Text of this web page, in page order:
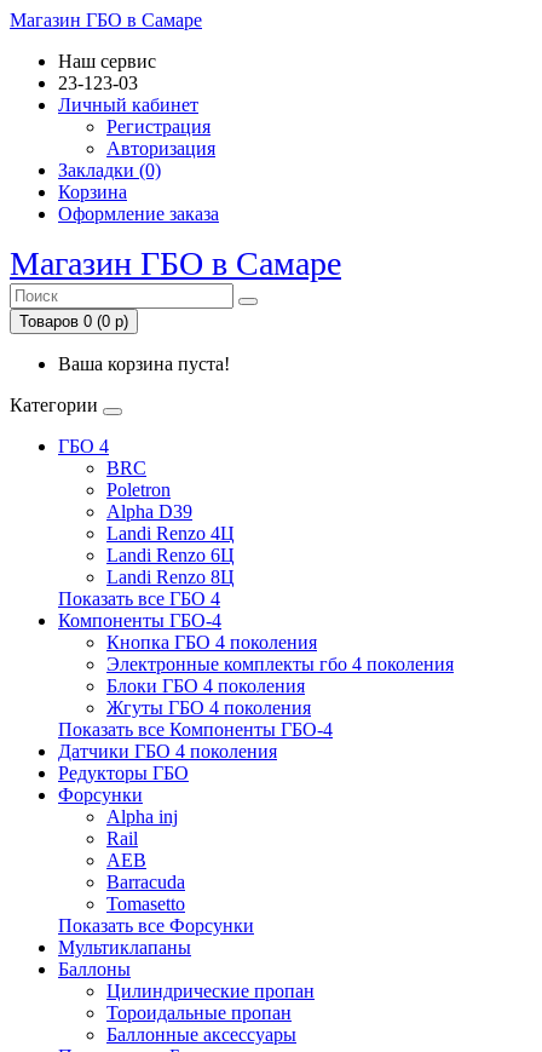
Магазин ГБО в Самаре
Наш сервис
23-123-03
Личный кабинет
Регистрация
Авторизация
Закладки (0)
Корзина
Оформление заказа
Магазин ГБО в Самаре
Товаров 0 (0 р)
Ваша корзина пуста!
Категории
ГБО 4
BRC
Poletron
Alpha D39
Landi Renzo 4Ц
Landi Renzo 6Ц
Landi Renzo 8Ц
Показать все ГБО 4
Компоненты ГБО-4
Кнопка ГБО 4 поколения
Электронные комплекты гбо 4 поколения
Блоки ГБО 4 поколения
Жгуты ГБО 4 поколения
Показать все Компоненты ГБО-4
Датчики ГБО 4 поколения
Редукторы ГБО
Форсунки
Alpha inj
Rail
AEB
Barracuda
Tomasetto
Показать все Форсунки
Мультиклапаны
Баллоны
Цилиндрические пропан
Тороидальные пропан
Баллонные аксессуары